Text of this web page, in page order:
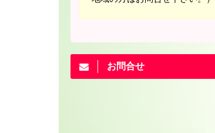
お問合せ